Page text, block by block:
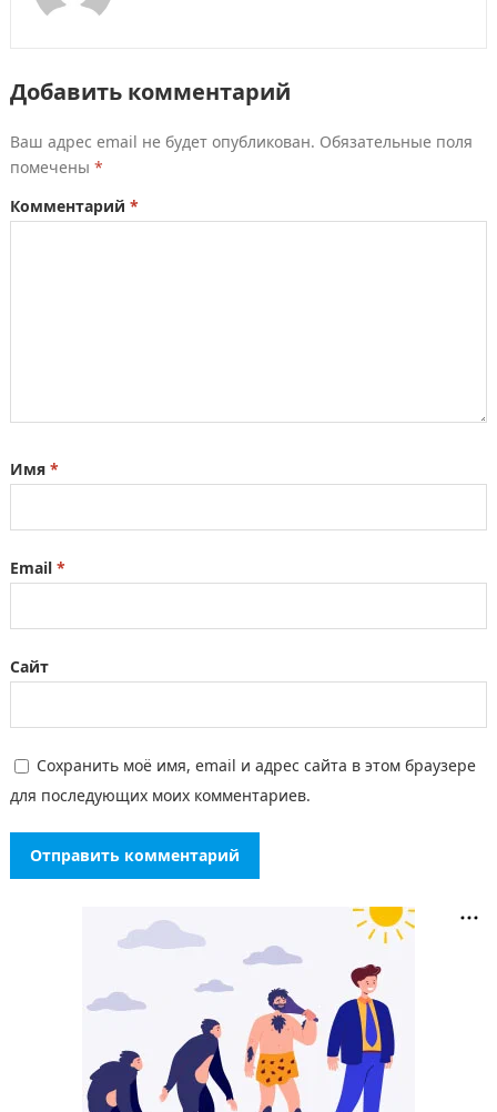
Добавить комментарий
Ваш адрес email не будет опубликован. Обязательные поля
помечены *
Комментарий *
Имя *
Email *
Сайт
Сохранить моё имя, email и адрес сайта в этом браузере
для последующих моих комментариев.